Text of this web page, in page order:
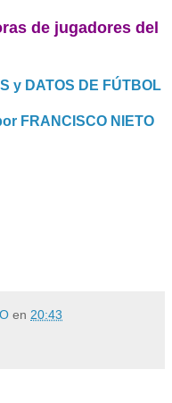
de jugadores del
y DATOS DE FÚTBOL
FRANCISCO NIETO
en 20:43